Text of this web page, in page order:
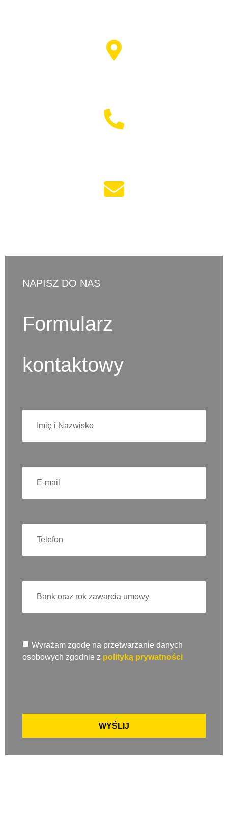
NAPISZ DO NAS
Formularz
kontaktowy
Wyrażam zgodę na przetwarzanie danych
osobowych zgodnie z polityką prywatności
WYŚLIJ